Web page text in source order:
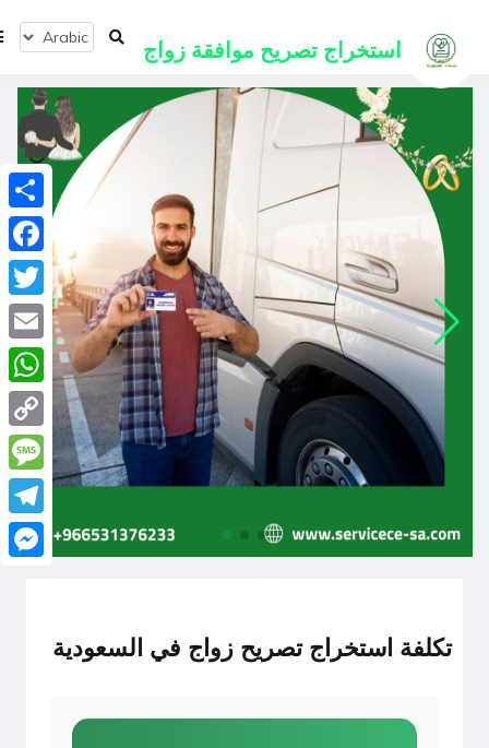
استخراج تصريح موافقة زواج
تكلفة استخراج تصريح زواج في السعودية
انشر
Email
Copy
Link